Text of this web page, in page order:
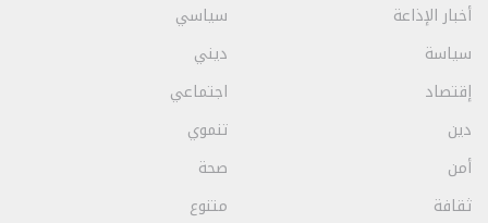
أخبار الإذاعة
سياسة
إقتصاد
دين
أمن
ثقافة
سياسي
ديني
اجتماعي
تنموي
صحة
متنوع